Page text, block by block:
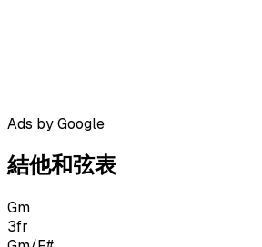
Ads by Google
結他和弦表
Gm
3fr